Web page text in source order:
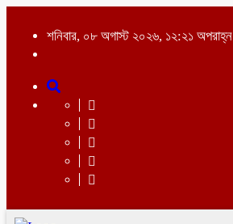
শনিবার, ০৮ অগাস্ট ২০২৬, ১২:২১ অপরাহ্ন